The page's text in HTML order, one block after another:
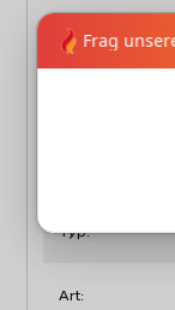
Typ:
Art: